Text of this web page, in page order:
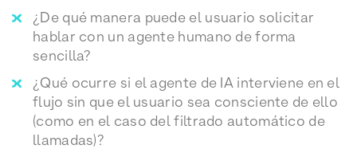
¿De qué manera puede el usuario solicitar
hablar con un agente humano de forma
sencilla?
¿Qué ocurre si el agente de IA interviene en el
flujo sin que el usuario sea consciente de ello
(como en el caso del filtrado automático de
llamadas)?